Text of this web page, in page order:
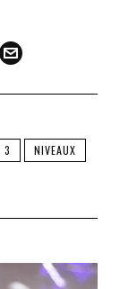
3
NIVEAUX